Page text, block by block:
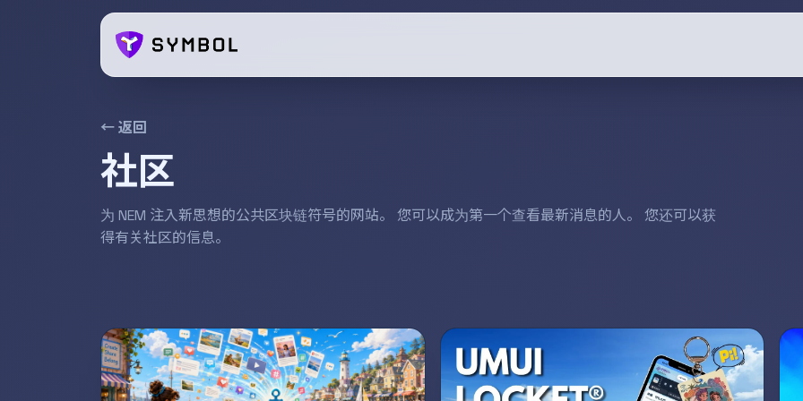
← 返回
社区
为 NEM 注入新思想的公共区块链符号的网站。 您可以成为第一个查看最新消息的人。 您还可以获
得有关社区的信息。